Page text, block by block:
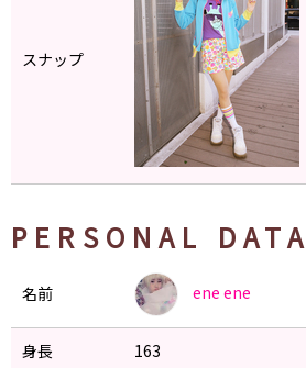
スナップ
PERSONAL DATA
名前 ene ene
身長 163